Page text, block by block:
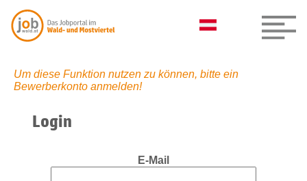
Um diese Funktion nutzen zu können, bitte ein
Bewerberkonto anmelden!
Login
E-Mail